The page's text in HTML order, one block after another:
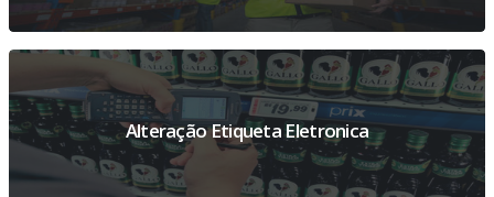
Alteração Etiqueta Eletronica